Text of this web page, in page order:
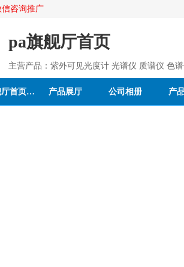
信咨询推广
pa旗舰厅首页
pa旗舰厅首页的介绍 产品展厅 公司相册 产